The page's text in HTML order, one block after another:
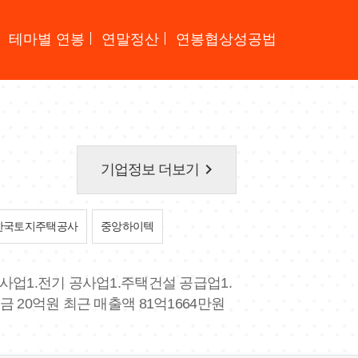
테마별 연봉 연말정산 연봉협상성공법
기업정보 더보기 keyboard_arrow_right
국토지주택공사 중앙하이텍
업1.전기 공사업1.주택건설 공급업1.
20억원 최근 매출액 81억1664만원